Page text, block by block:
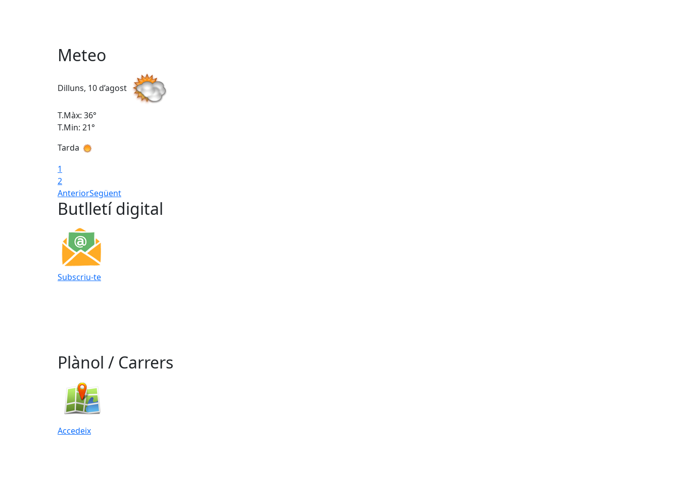
Meteo
Dilluns, 10 d’agost
T.Màx: 36°
T.Min: 21°
Tarda
1
2
AnteriorSegüent
Butlletí digital
Subscriu-te
Plànol / Carrers
Accedeix